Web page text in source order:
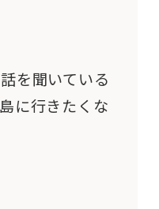
を聞いている
に行きたくな